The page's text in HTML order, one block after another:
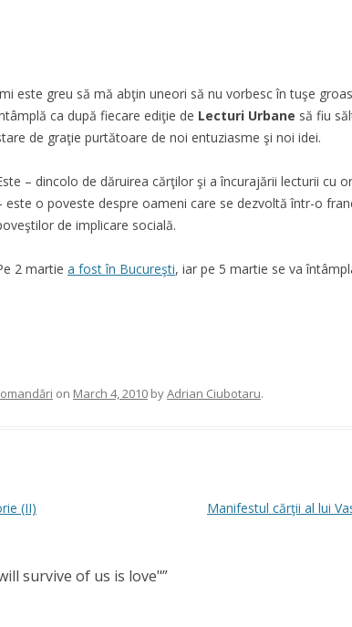
este greu să mă abţin uneori să nu vorbesc în tuşe
ca după fiecare ediţie de Lecturi Urbane să fiu
de graţie purtătoare de noi entuziasme şi noi idei.
– dincolo de dăruirea cărţilor şi a încurajării lecturii cu
este o poveste despre oameni care se dezvoltă într-o
de implicare socială.
2 martie a fost în Bucureşti, iar pe 5 martie se va
on March 4, 2010 byAdrian Ciubotaru.
(II) Manifestul cărţii al lui
survive of us is love"”